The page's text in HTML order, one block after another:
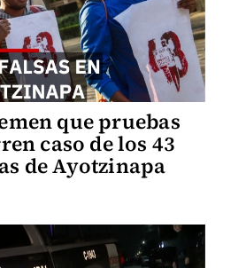
que pruebas
caso de los 43
de Ayotzinapa